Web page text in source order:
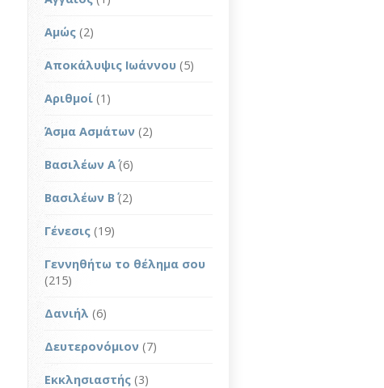
Αμώς (2)
Αποκάλυψις Ιωάννου (5)
Αριθμοί (1)
Άσμα Ασμάτων (2)
Βασιλέων Α΄(6)
Βασιλέων Β΄ (2)
Γένεσις (19)
Γεννηθήτω το θέλημα σου
(215)
Δανιήλ (6)
Δευτερονόμιον (7)
Εκκλησιαστής (3)